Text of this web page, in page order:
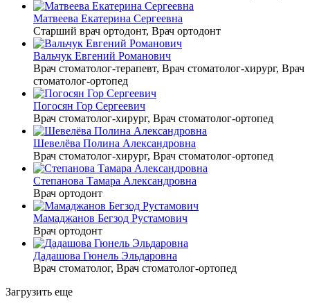
Матвеева Екатерина Сергеевна
Старший врач ортодонт, Врач ортодонт
Вальчук Евгений Романович
Врач стоматолог-терапевт, Врач стоматолог-хирург, Врач
стоматолог-ортопед
Погосян Гор Сергеевич
Врач стоматолог-хирург, Врач стоматолог-ортопед
Шевелёва Полина Александровна
Врач стоматолог-хирург, Врач стоматолог-ортопед
Степанова Тамара Александровна
Врач ортодонт
Мамаджанов Бегзод Рустамович
Врач ортодонт
Дадашова Гюнель Эльдаровна
Врач стоматолог, Врач стоматолог-ортопед
Загрузить еще